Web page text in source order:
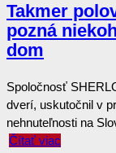
Takmer
pozná
dom
Spoločnosť
dverí, uskutočnil v
nehnuteľnosti na
Čítať viac